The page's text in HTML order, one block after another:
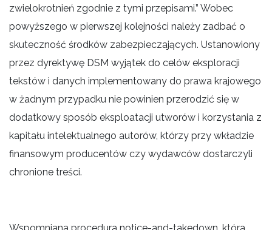
zwielokrotnień zgodnie z tymi przepisami.” Wobec
powyższego w pierwszej kolejności należy zadbać o
skuteczność środków zabezpieczających. Ustanowiony
przez dyrektywę DSM wyjątek do celów eksploracji
tekstów i danych implementowany do prawa krajowego
w żadnym przypadku nie powinien przerodzić się w
dodatkowy sposób eksploatacji utworów i korzystania z
kapitału intelektualnego autorów, którzy przy wkładzie
finansowym producentów czy wydawców dostarczyli
chronione treści.